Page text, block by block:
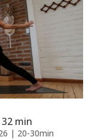
min
| 20-30min